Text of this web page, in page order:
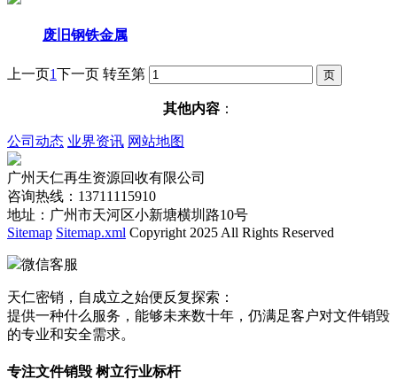
废旧钢铁金属
上一页1下一页 转至第
其他内容 ：
公司动态 业界资讯 网站地图
广州天仁再生资源回收有限公司
咨询热线：13711115910
地址：广州市天河区小新塘横圳路10号
Sitemap Sitemap.xml Copyright 2025 All Rights Reserved
微信客服
天仁密销，自成立之始便反复探索：
提供一种什么服务，能够未来数十年，仍满足客户对文件销毁
的专业和安全需求。
专注文件销毁 树立行业标杆